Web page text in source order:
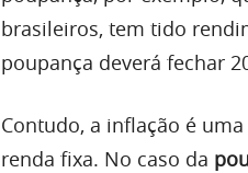
brasileiros, tem tido
poupança deverá fechar
Contudo, a inflação é
renda fixa. No caso da